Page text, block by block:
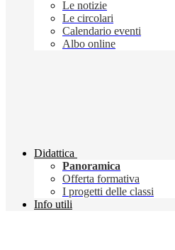
Le notizie
Le circolari
Calendario eventi
Albo online
Didattica
Panoramica
Offerta formativa
I progetti delle classi
Info utili